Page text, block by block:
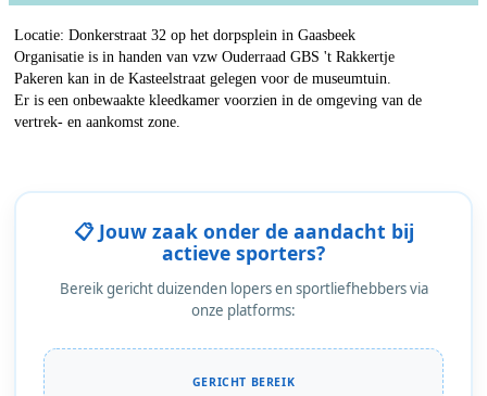
Locatie: Donkerstraat 32 op het dorpsplein in Gaasbeek
Organisatie is in handen van vzw Ouderraad GBS 't Rakkertje
Pakeren kan in de Kasteelstraat gelegen voor de museumtuin.
Er is een onbewaakte kleedkamer voorzien in de omgeving van de
vertrek- en aankomst zone.
📋 Jouw zaak onder de aandacht bij
actieve sporters?
Bereik gericht duizenden lopers en sportliefhebbers via
onze platforms:
GERICHT BEREIK